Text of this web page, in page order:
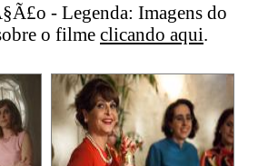
- Legenda: Imagens do
o filme clicando aqui.